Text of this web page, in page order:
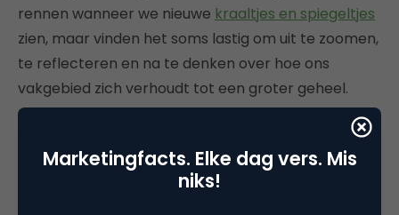
rennen wanneer we nieuwe kraaltjes en spiegeltjes
zien, maar vinden het soms lastig om uit te zoomen,
te reflecteren en na te denken over hoe ons
vakgebied zich verhoudt tot een groter geheel.
Onze kracht is onze valkuil. Misschien zou daarom
meer ruimte mogen krijgen?
Marketingfacts. Elke dag vers. Mis
niks!